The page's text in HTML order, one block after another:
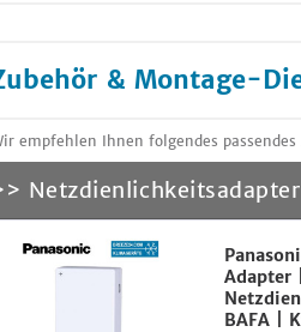
& Montage-
empfehlen Ihnen folgendes
Adapter |
BAFA |